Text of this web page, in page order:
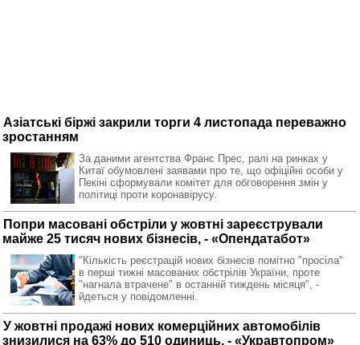
Азіатські біржі закрили торги 4 листопада переважно
зростанням
За даними агентства Франс Прес, ралі на ринках у
Китаї обумовлені заявами про те, що офіційні особи у
Пекіні сформували комітет для обговорення змін у
політиці проти коронавірусу.
Попри масовані обстріли у жовтні зареєстрували
майже 25 тисяч нових бізнесів, - «Опендатабот»
"Кількість реєстрацій нових бізнесів помітно "просіла"
в перші тижні масованих обстрілів України, проте
"нагнала втрачене" в останній тиждень місяця", -
йдеться у повідомленні.
У жовтні продажі нових комерційних автомобілів
знизилися на 63% до 510 одиниць, - «Укравтопром»